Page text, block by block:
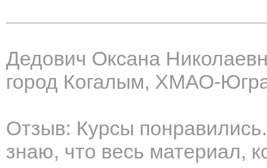
Дедович Оксана
город Когалым, ХМАО-
Отзыв: Курсы
знаю, что весь материал,